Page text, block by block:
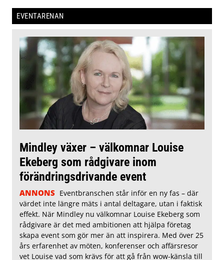
EVENTARENAN
Mindley växer – välkomnar Louise
Ekeberg som rådgivare inom
förändringsdrivande event
ANNONS Eventbranschen står inför en ny fas – där
värdet inte längre mäts i antal deltagare, utan i faktisk
effekt. När Mindley nu välkomnar Louise Ekeberg som
rådgivare är det med ambitionen att hjälpa företag
skapa event som gör mer än att inspirera. Med över 25
års erfarenhet av möten, konferenser och affärsresor
vet Louise vad som krävs för att gå från wow-känsla till